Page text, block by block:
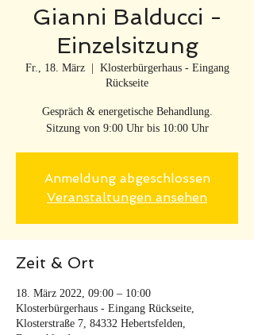
Gianni Balducci -
Einzelsitzung
Fr., 18. März
  |
Klosterbürgerhaus - Eingang
Rückseite
Gespräch & energetische Behandlung.
Sitzung von 9:00 Uhr bis 10:00 Uhr
Anmeldung abgeschlossen
Veranstaltungen ansehen
Zeit & Ort
18. März 2022, 09:00 – 10:00
Klosterbürgerhaus - Eingang Rückseite,
Klosterstraße 7, 84332 Hebertsfelden,